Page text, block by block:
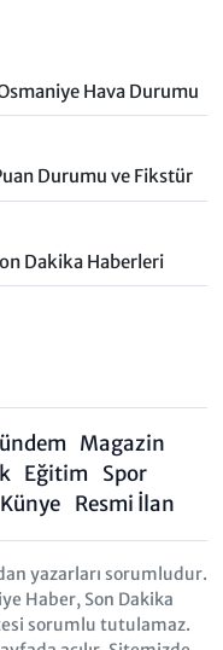
Hava Durumu
Durumu ve Fikstür
Dakika Haberleri
Magazin
Eğitim
Spor
Künye Resmi İlan
yazarları sorumludur.
Haber, Son Dakika
sorumlu tutulamaz.